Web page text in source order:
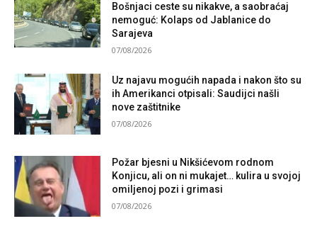
Bošnjaci ceste su nikakve, a saobraćaj
nemoguć: Kolaps od Jablanice do
Sarajeva
07/08/2026
Uz najavu mogućih napada i nakon što su
ih Amerikanci otpisali: Saudijci našli
nove zaštitnike
07/08/2026
Požar bjesni u Nikšićevom rodnom
Konjicu, ali on ni mukajet… kulira u svojoj
omiljenoj pozi i grimasi
07/08/2026